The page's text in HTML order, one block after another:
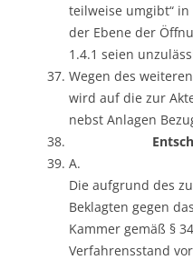
teilweise umgibt“ in
der Ebene der
1.4.1 seien
Wegen des
wird auf die zur
nebst Anlagen
A.
Die aufgrund des
Beklagten gegen
Kammer gemäß §
Verfahrensstand